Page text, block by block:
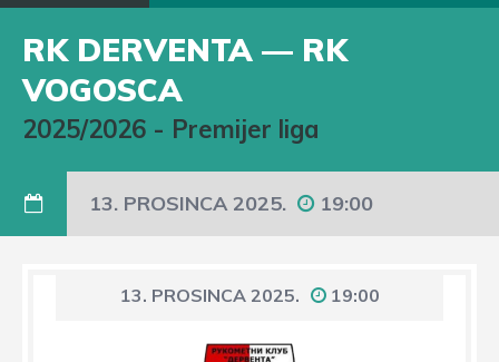
RK DERVENTA — RK
VOGOSCA
2025/2026 - Premijer liga
13. PROSINCA 2025. 19:00
13. PROSINCA 2025. 19:00